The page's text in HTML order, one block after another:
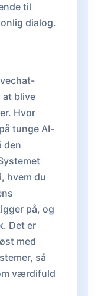
til
dialog.
at blive
Hvor
tunge AI-
den
hvem du
på, og
Det er
med
så
værdifuld